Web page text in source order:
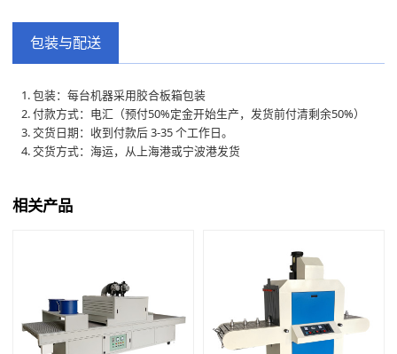
包装与配送
1. 包装：每台机器采用胶合板箱包装
2. 付款方式：电汇（预付50%定金开始生产，发货前付清剩余50%）
3. 交货日期：收到付款后 3-35 个工作日。
4. 交货方式：海运，从上海港或宁波港发货
相关产品